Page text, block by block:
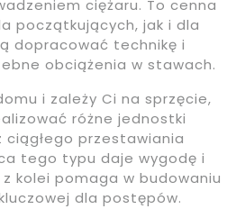
ciężaru. To cenna
początkujących, jak i dla
dopracować technikę i
obciążenia w stawach.
i zależy Ci na sprzęcie,
różne jednostki
przestawiania
tego typu daje wygodę i
kolei pomaga w budowaniu
dla postępów.